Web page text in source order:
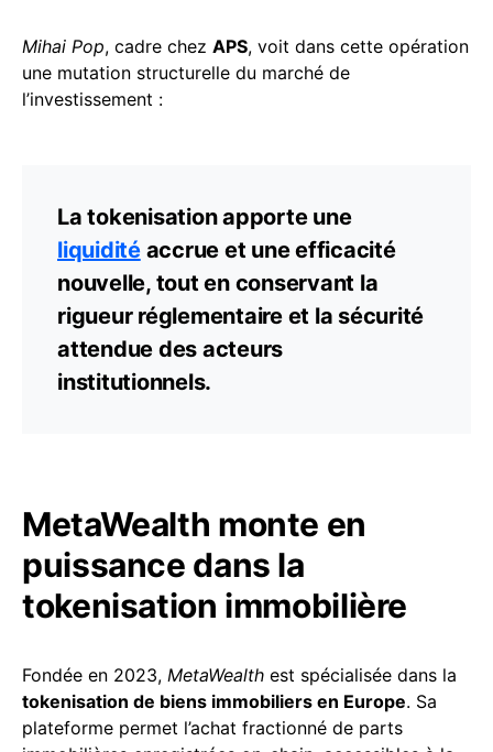
Mihai Pop, cadre chez APS, voit dans cette opération
une mutation structurelle du marché de
l’investissement :
La tokenisation apporte une
liquiditéaccrue et une efficacité
nouvelle, tout en conservant la
rigueur réglementaire et la sécurité
attendue des acteurs
institutionnels.
MetaWealth monte en
puissance dans la
tokenisation immobilière
Fondée en 2023, MetaWealth est spécialisée dans la
tokenisation de biens immobiliers en Europe. Sa
plateforme permet l’achat fractionné de parts